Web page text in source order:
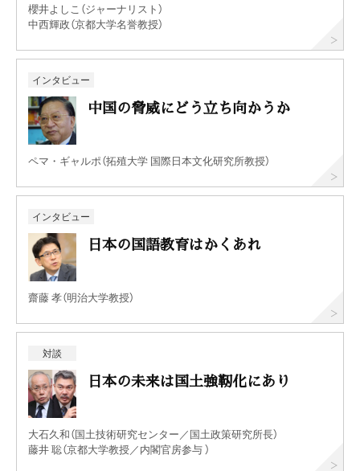
櫻井よしこ（ジャーナリスト）
中西輝政（京都大学名誉教授）
インタビュー
中国の脅威にどう立ち向かうか
ペマ・ギャルポ（拓殖大学 国際日本文化研究所教授）
インタビュー
日本の国語教育はかくあれ
齋藤 孝（明治大学教授）
対談
日本の未来は国土強靭化にあり
大石久和（国土技術研究センター／国土政策研究所長）
藤井 聡（京都大学教授／内閣官房参与 ）